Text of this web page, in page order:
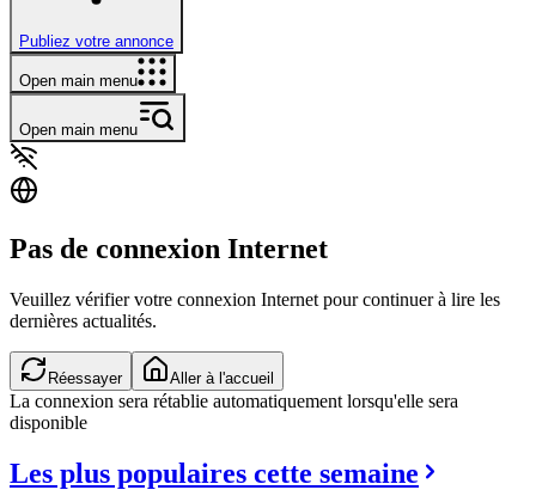
Publiez votre annonce
Open main menu
Open main menu
Pas de connexion Internet
Veuillez vérifier votre connexion Internet pour continuer à lire les
dernières actualités.
Réessayer Aller à l'accueil
La connexion sera rétablie automatiquement lorsqu'elle sera
disponible
Les plus populaires cette semaine